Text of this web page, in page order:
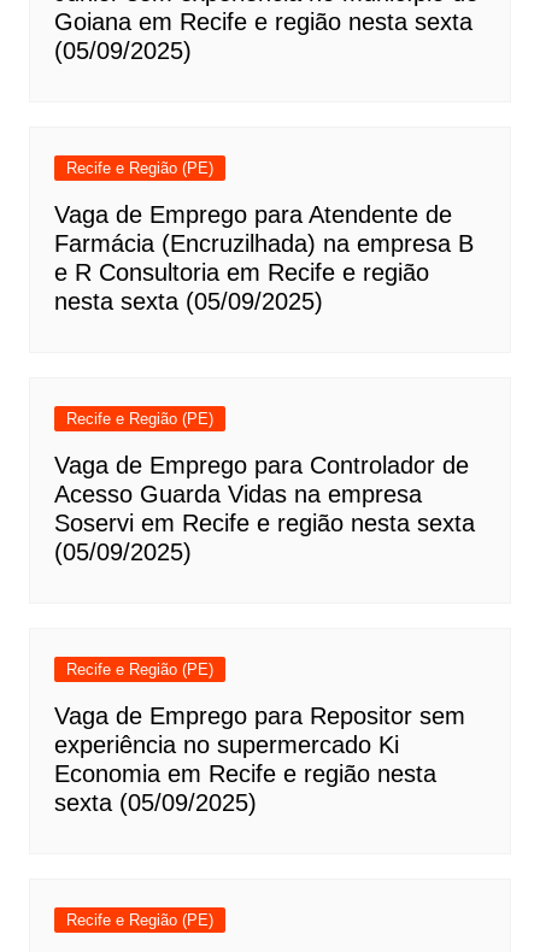
Goiana em Recife e região nesta sexta
(05/09/2025)
Recife e Região (PE)
Vaga de Emprego para Atendente de
Farmácia (Encruzilhada) na empresa B
e R Consultoria em Recife e região
nesta sexta (05/09/2025)
Recife e Região (PE)
Vaga de Emprego para Controlador de
Acesso Guarda Vidas na empresa
Soservi em Recife e região nesta sexta
(05/09/2025)
Recife e Região (PE)
Vaga de Emprego para Repositor sem
experiência no supermercado Ki
Economia em Recife e região nesta
sexta (05/09/2025)
Recife e Região (PE)